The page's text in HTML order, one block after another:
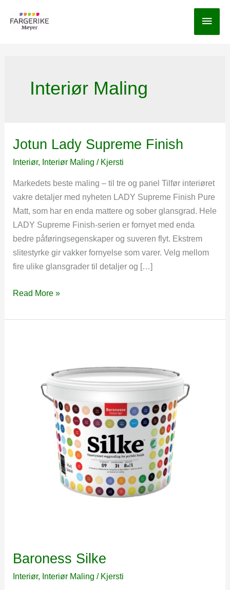
rett
Interiør Maling
Jotun Lady Supreme Finish
Interiør, Interiør Maling / Kjersti
Markedets beste maling – til tre og panel Tilfør interiøret
vakre detaljer med nyheten LADY Supreme Finish Pure
Matt, som har en enda mattere og sober glansgrad. Hele
LADY Supreme Finish-serien er fornyet med enda
bedre påføringsegenskaper og suveren flyt. Ekstrem
slitestyrke gir vakker fornyelse som varer. Velg mellom
fire ulike glansgrader til detaljer og […]
Jotun
Supreme
Read More »
Baroness Silke
Interiør, Interiør Maling / Kjersti